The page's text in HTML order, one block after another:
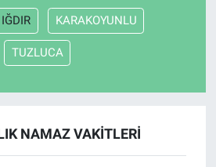
IĞDIR KARAKOYUNLU
TUZLUCA
NAMAZ VAKITLERI